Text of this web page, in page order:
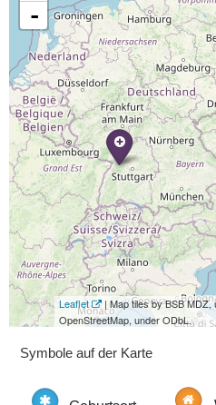
-
Leaflet
| Map tiles by BSB
OpenStreetMap, under ODbL.
Symbole auf der Karte